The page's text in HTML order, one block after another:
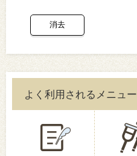
よく利用されるメニュー